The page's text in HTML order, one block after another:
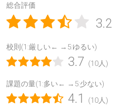
総合評価
3.2
校則(1:厳しい← →5:ゆるい)
3.7 (10人)
課題の量(1:多い← →5:少ない)
4.1 (10人)